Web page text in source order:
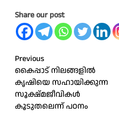
Share our post
Post
navigation
Previous
കൈപ്പാട് നിലങ്ങളിൽ
കൃഷിയെ സഹായിക്കുന്ന
സൂക്ഷ്മജീവികൾ
കൂടുതലെന്ന് പഠനം